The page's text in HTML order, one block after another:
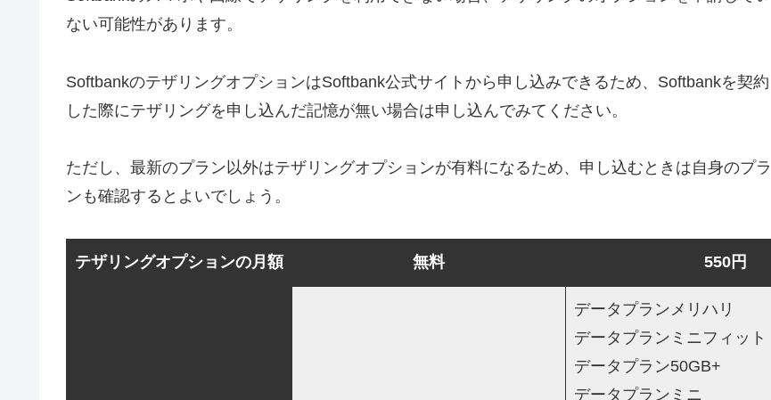
ない可能性があります。
SoftbankのテザリングオプションはSoftbank公式サイトから申し込みできるため、Softbankを契約
した際にテザリングを申し込んだ記憶が無い場合は申し込んでみてください。
ただし、最新のプラン以外はテザリングオプションが有料になるため、申し込むときは自身のプラ
ンも確認するとよいでしょう。
テザリングオプションの月額 無料 550円
データプランメリハリ
データプランミニフィット
データプラン50GB+
データプランミニ